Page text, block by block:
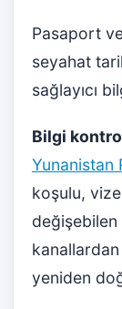
Pasaport
seyahat
sağlayıcı
Bilgi
Yunanistan
koşulu,
değişebilen
kanallardan
yeniden